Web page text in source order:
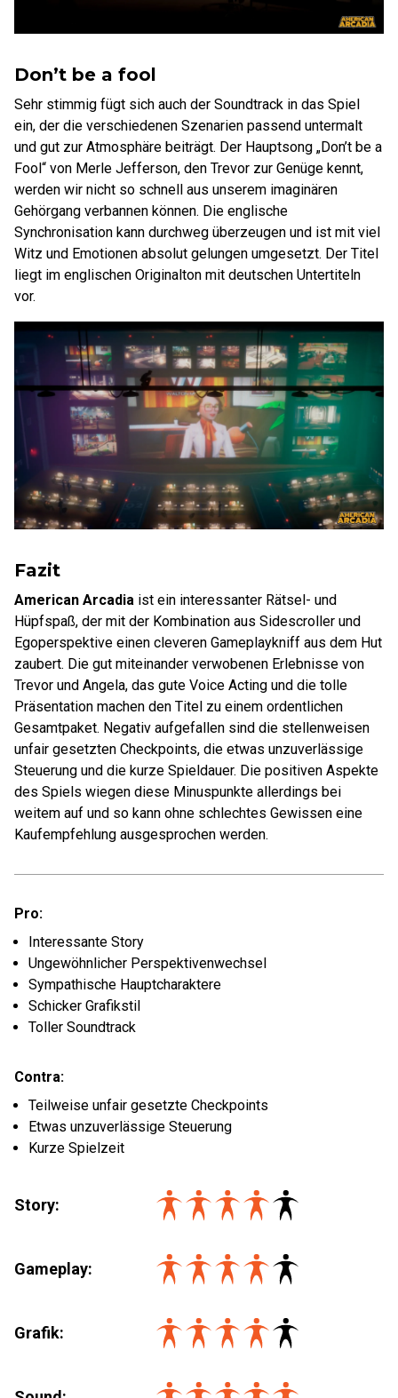
Don’t be a fool
Sehr stimmig fügt sich auch der Soundtrack in das Spiel
ein, der die verschiedenen Szenarien passend untermalt
und gut zur Atmosphäre beiträgt. Der Hauptsong „Don’t be a
Fool“ von Merle Jefferson, den Trevor zur Genüge kennt,
werden wir nicht so schnell aus unserem imaginären
Gehörgang verbannen können. Die englische
Synchronisation kann durchweg überzeugen und ist mit viel
Witz und Emotionen absolut gelungen umgesetzt. Der Titel
liegt im englischen Originalton mit deutschen Untertiteln
vor.
Fazit
American Arcadia ist ein interessanter Rätsel- und
Hüpfspaß, der mit der Kombination aus Sidescroller und
Egoperspektive einen cleveren Gameplaykniff aus dem Hut
zaubert. Die gut miteinander verwobenen Erlebnisse von
Trevor und Angela, das gute Voice Acting und die tolle
Präsentation machen den Titel zu einem ordentlichen
Gesamtpaket. Negativ aufgefallen sind die stellenweisen
unfair gesetzten Checkpoints, die etwas unzuverlässige
Steuerung und die kurze Spieldauer. Die positiven Aspekte
des Spiels wiegen diese Minuspunkte allerdings bei
weitem auf und so kann ohne schlechtes Gewissen eine
Kaufempfehlung ausgesprochen werden.
Pro:
Interessante Story
Ungewöhnlicher Perspektivenwechsel
Sympathische Hauptcharaktere
Schicker Grafikstil
Toller Soundtrack
Contra:
Teilweise unfair gesetzte Checkpoints
Etwas unzuverlässige Steuerung
Kurze Spielzeit
Story:
Gameplay:
Grafik: